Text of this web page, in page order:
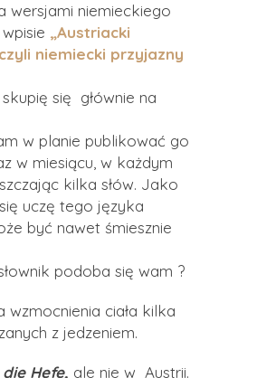
wersjami niemieckiego
„Austriacki
niemiecki przyjazny
skupię się głównie na
w planie publikować go
w miesiącu, w każdym
kilka słów. Jako
uczę tego języka
być nawet śmiesznie
podoba się wam ?
wzmocnienia ciała kilka
z jedzeniem.
die Hefe, ale nie w Austrii.